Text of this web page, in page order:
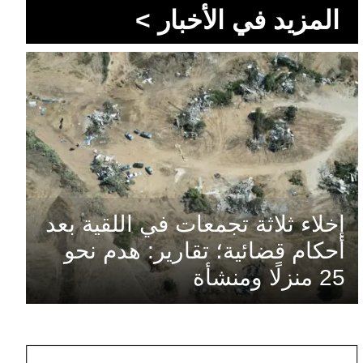
المزيد في الأخبار >
إخلاء ثلاثة تجمعات في اللقية بعد
أحكام قضائية؛ تقارير: هدم نحو
25 منزلًا ومنشأة